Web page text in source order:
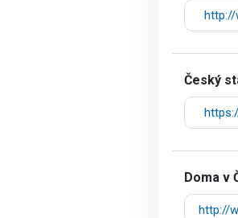
Český
Doma v
http://